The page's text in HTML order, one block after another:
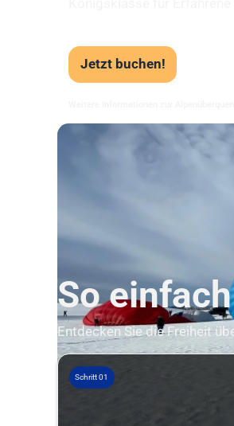
Jetzt buchen!
So
Entdecken Sie die Freiheit
Schritt 01